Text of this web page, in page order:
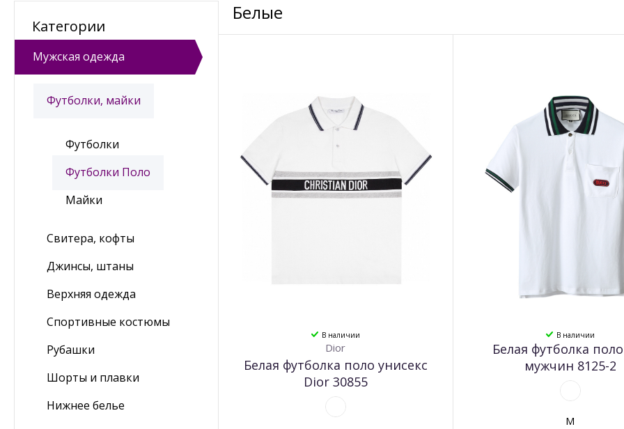
Категории
Мужская одежда
Футболки, майки
Футболки
Футболки Поло
Майки
Свитера, кофты
Джинсы, штаны
Верхняя одежда
Спортивные костюмы
Рубашки
Шорты и плавки
Нижнее белье
Белые
В наличии
Dior
Белая футболка поло унисекс
Dior 30855
В наличии
Белая футболка
мужчин 8125-2
M